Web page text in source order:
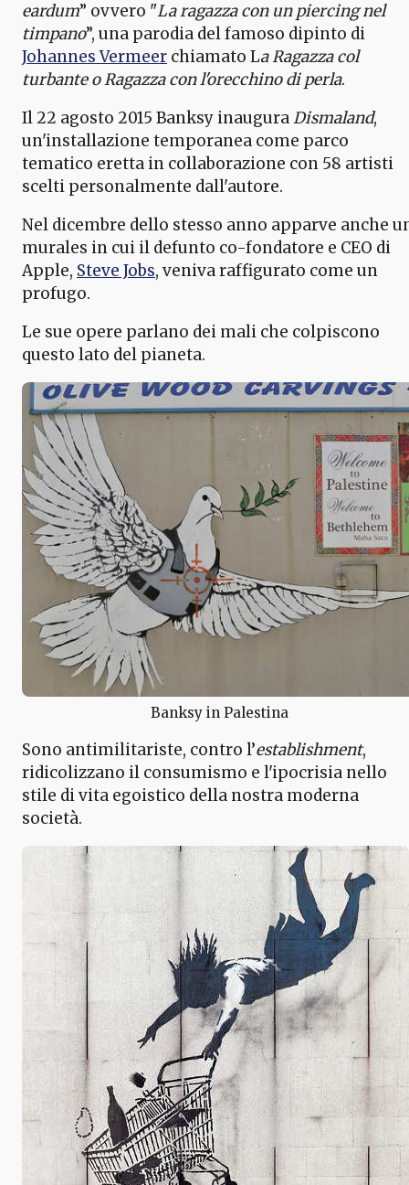
eardum” ovvero "La ragazza con un piercing nel
timpano”, una parodia del famoso dipinto di
Johannes Vermeer chiamato La Ragazza col
turbante o Ragazza con l'orecchino di perla.
Il 22 agosto 2015 Banksy inauguraDismaland,
un'installazione temporanea come parco
tematico eretta in collaborazione con 58 artisti
scelti personalmente dall'autore.
Nel dicembre dello stesso anno apparve anche
murales in cui il defunto co-fondatore e CEO di
Apple, Steve Jobs, veniva raffigurato come un
profugo.
Le sue opere parlano dei mali che colpiscono
questo lato del pianeta.
Banksy in Palestina
Sono antimilitariste, contro l’establishment,
ridicolizzano il consumismo e l'ipocrisia nello
stile di vita egoistico della nostra moderna
società.